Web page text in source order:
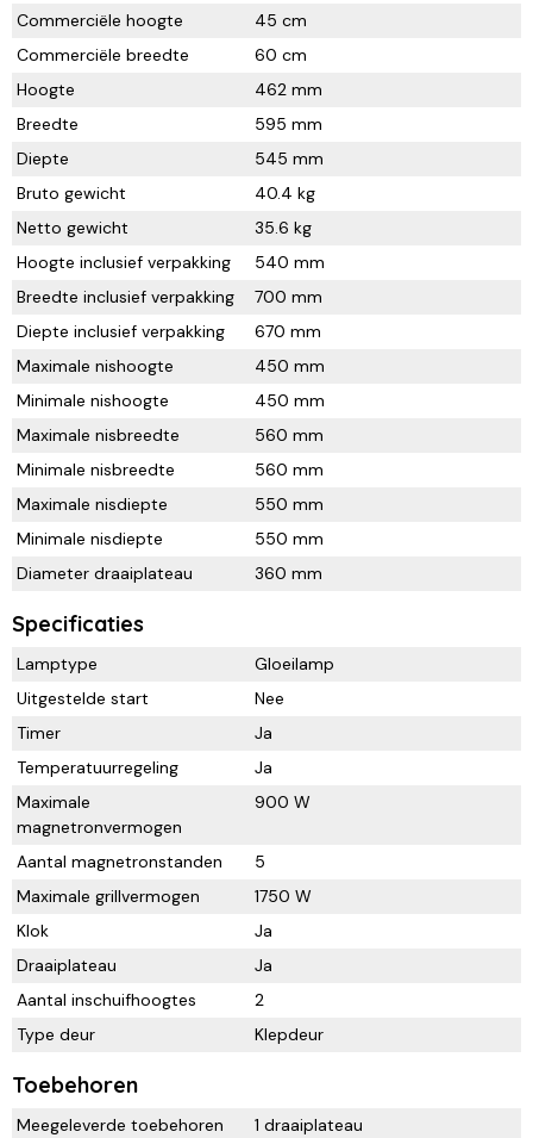
Commerciële hoogte
45 cm
Commerciële breedte
60 cm
Hoogte
462 mm
Breedte
595 mm
Diepte
545 mm
Bruto gewicht
40.4 kg
Netto gewicht
35.6 kg
Hoogte inclusief verpakking
540 mm
Breedte inclusief verpakking
700 mm
Diepte inclusief verpakking
670 mm
Maximale nishoogte
450 mm
Minimale nishoogte
450 mm
Maximale nisbreedte
560 mm
Minimale nisbreedte
560 mm
Maximale nisdiepte
550 mm
Minimale nisdiepte
550 mm
Diameter draaiplateau
360 mm
Specificaties
Lamptype
Gloeilamp
Uitgestelde start
Nee
Timer
Ja
Temperatuurregeling
Ja
Maximale
magnetronvermogen
900 W
Aantal magnetronstanden
5
Maximale grillvermogen
1750 W
Klok
Ja
Draaiplateau
Ja
Aantal inschuifhoogtes
2
Type deur
Klepdeur
Toebehoren
Meegeleverde toebehoren
1 draaiplateau